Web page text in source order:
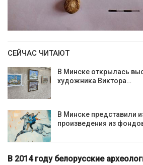
СЕЙЧАС ЧИТАЮТ
В Минске открылась
художника Виктора…
В Минске представили
произведения из
В 2014 году белорусские